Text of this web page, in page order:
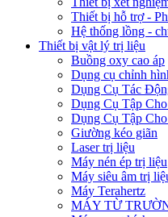
Thiết bị hỗ trợ -
Hệ thống lồng -
Thiết bị vật lý trị liệu
Buồng oxy cao áp
Dụng cụ chỉnh
Dụng Cụ Tác
Dụng Cụ Tập
Dụng Cụ Tập
Giường kéo giãn
Laser trị liệu
Máy nén ép trị liệu
Máy siêu âm trị
Máy Terahertz
MÁY TỪ